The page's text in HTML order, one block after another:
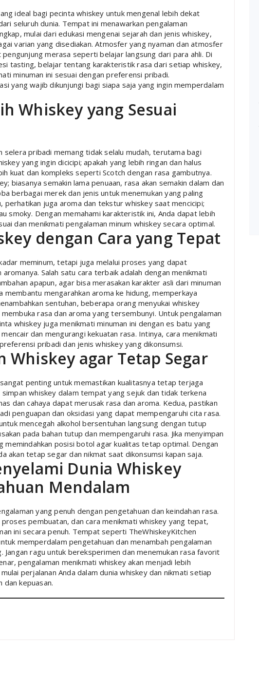
ideal bagi pecinta whiskey untuk mengenal lebih dekat
seluruh dunia. Tempat ini menawarkan pengalaman
mulai dari edukasi mengenai sejarah dan jenis whiskey,
varian yang disediakan. Atmosfer yang nyaman dan atmosfer
merasa seperti belajar langsung dari para ahli. Di
tasting, belajar tentang karakteristik rasa dari setiap whiskey,
minuman ini sesuai dengan preferensi pribadi.
yang wajib dikunjungi bagi siapa saja yang ingin memperdalam
Whiskey yang Sesuai
selera pribadi memang tidak selalu mudah, terutama bagi
yang ingin dicicipi; apakah yang lebih ringan dan halus
kuat dan kompleks seperti Scotch dengan rasa gambutnya.
biasanya semakin lama penuaan, rasa akan semakin dalam dan
berbagai merek dan jenis untuk menemukan yang paling
perhatikan juga aroma dan tekstur whiskey saat mencicipi;
smoky. Dengan memahami karakteristik ini, Anda dapat lebih
dan menikmati pengalaman minum whiskey secara optimal.
dengan Cara yang Tepat
meminum, tetapi juga melalui proses yang dapat
Salah satu cara terbaik adalah dengan menikmati
apapun, agar bisa merasakan karakter asli dari minuman
membantu mengarahkan aroma ke hidung, memperkaya
sentuhan, beberapa orang menyukai whiskey
rasa dan aroma yang tersembunyi. Untuk pengalaman
whiskey juga menikmati minuman ini dengan es batu yang
dan mengurangi kekuatan rasa. Intinya, cara menikmati
pribadi dan jenis whiskey yang dikonsumsi.
Whiskey agar Tetap Segar
penting untuk memastikan kualitasnya tetap terjaga
whiskey dalam tempat yang sejuk dan tidak terkena
dan cahaya dapat merusak rasa dan aroma. Kedua, pastikan
penguapan dan oksidasi yang dapat mempengaruhi cita rasa.
mencegah alkohol bersentuhan langsung dengan tutup
pada bahan tutup dan mempengaruhi rasa. Jika menyimpan
memindahkan posisi botol agar kualitas tetap optimal. Dengan
akan tetap segar dan nikmat saat dikonsumsi kapan saja.
Dunia Whiskey
Mendalam
yang penuh dengan pengetahuan dan keindahan rasa.
pembuatan, dan cara menikmati whiskey yang tepat,
ini secara penuh. Tempat seperti TheWhiskeyKitchen
memperdalam pengetahuan dan menambah pengalaman
Jangan ragu untuk bereksperimen dan menemukan rasa favorit
pengalaman menikmati whiskey akan menjadi lebih
perjalanan Anda dalam dunia whiskey dan nikmati setiap
dan kepuasan.